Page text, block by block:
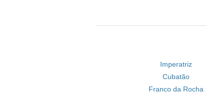
Imperatriz
Cubatão
Franco da Rocha